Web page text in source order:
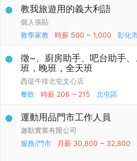
教我旅遊用的義大利語
個人張貼
教學家教
時薪 500 ~ 1,000 彰化
徵~、廚房助手、吧台助手
班，晚班，全天班
西堤牛排北屯文心店
餐飲
時薪 206 ~ 215 北屯區
運動用品門市工作人員
迦勒實業有限公司
服務/門市
月薪 30,800 ~ 32,800